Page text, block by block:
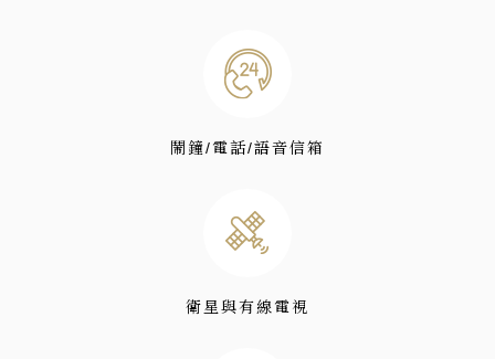
鬧鐘/電話/語音信箱
衛星與有線電視